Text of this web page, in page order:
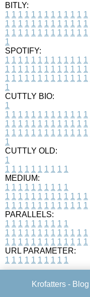
BITLY:
1 1 1 1 1 1 1 1 1 1 1 1 1
1 1 1 1 1 1 1 1 1 1 1 1 1
1 1 1 1 1 1 1 1 1 1 1 1 1
1
SPOTIFY:
1 1 1 1 1 1 1 1 1 1 1 1 1
1 1 1 1 1 1 1 1 1 1 1 1 1
1 1 1 1 1 1 1 1 1 1 1 1 1
1
CUTTLY BIO:
1
1 1 1 1 1 1 1 1 1 1 1 1 1
1 1 1 1 1 1 1 1 1 1 1 1 1
1 1 1 1 1 1 1 1 1 1 1 1 1
1
CUTTLY OLD:
1
1 1 1 1 1 1 1 1 1 1
MEDIUM:
1 1 1 1 1 1 1 1 1 1
1 1 1 1 1 1 1 1 1 1 1 1 1
1 1 1 1 1 1 1 1 1 1 1 1 1
PARALLELS:
1 1 1 1 1 1 1 1 1 1
1 1 1 1 1 1 1 1 1 1 1 1 1
1 1 1 1 1 1 1 1 1 1 1 1 1
URL PARAMETER:
1 1 1 1 1 1 1 1 1 1
Krofatters - Blog